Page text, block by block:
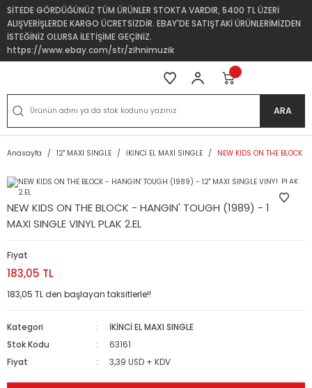
SİTEDE GÖRDÜĞÜNÜZ TÜM ÜRÜNLER STOKTA VARDIR, 5400 TL ÜZERİ
ALIŞVERİŞLERDE KARGO ÜCRETSİZDİR. EBAY'DE SATIŞTAKİ ÜRÜNLERİMİZDEN
İSTEĞİNİZ OLURSA İLETİŞİME GEÇİNİZ.
https://www.ebay.com/str/zihnimuzik
ARA
Anasayfa 12'' MAXI SINGLE İKİNCİ EL MAXI SINGLE NEW KIDS ON THE BLOCK
NEW KIDS ON THE BLOCK - HANGIN' TOUGH (1989) - 12''
MAXI SINGLE VINYL PLAK 2.EL
Fiyat
183,05 TL
183,05 TL den başlayan taksitlerle!!
Kategori
İKİNCİ EL MAXI SINGLE
Stok Kodu
63161
Fiyat
3,39 USD + KDV